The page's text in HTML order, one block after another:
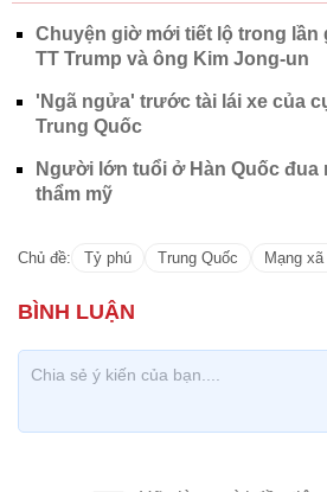
Chuyện giờ mới tiết lộ trong lần
TT Trump và ông Kim Jong-un
'Ngã ngửa' trước tài lái xe của
Trung Quốc
Người lớn tuổi ở Hàn Quốc đua
thẩm mỹ
Chủ đề: Tỷ phú Trung Quốc Mạng xã